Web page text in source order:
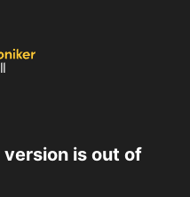
is out of